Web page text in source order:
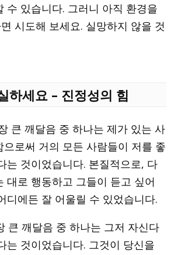
수 있습니다. 그러니 아직 환경을
시도해 보세요. 실망하지 않을 것
하세요 – 진정성의 힘
큰 깨달음 중 하나는 제가 있는 사
로써 거의 모든 사람들이 저를 좋
는 것이었습니다. 본질적으로, 다
대로 행동하고 그들이 듣고 싶어
디에든 잘 어울릴 수 있었습니다.
큰 깨달음 중 하나는 그저 자신다
는 것이었습니다. 그것이 당신을